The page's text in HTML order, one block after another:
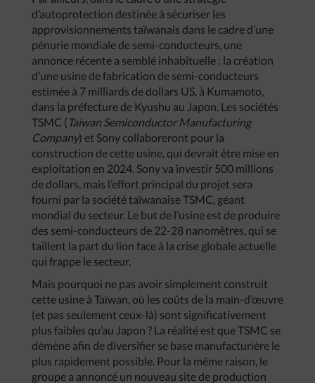
d’autoprotection destinée à sécuriser les
approvisionnements taïwanais dans le cadre d’une
pénurie mondiale de semi-conducteurs, une
annonce récente a semblé inhabituelle : la création
d’une usine de fabrication de semi-conducteurs
estimée à 7 milliards de dollars US, à Kumamoto,
dans la préfecture de Kyushu au Japon. Les sociétés
TSMC ( Taiwan Semiconductor Manufacturing
Company) et Sony collaboreront pour la
construction de cette usine, qui devrait être mise en
exploitation en 2024. Sony va investir 500 millions
de dollars, mais l’effort principal du projet sera
fourni par la société taïwanaise TSMC, géant
mondial du secteur. Le but de l’usine est de produire
des semi-conducteurs de 22-28 nanomètres, qui se
taillent la part du lion face à la crise globale actuelle
qui frappe le secteur.
Mais pourquoi ne pas avoir simplement construit
cette usine à Taïwan, où les coûts de la main-d’œuvre
(et pas seulement ceux-là) sont significativement
plus faibles qu’au Japon ? La réalité est que TSMC se
démène afin de diversifier se base manufacturière le
plus rapidement possible. Pour la même raison, le
groupe a annoncé un nouveau site de production